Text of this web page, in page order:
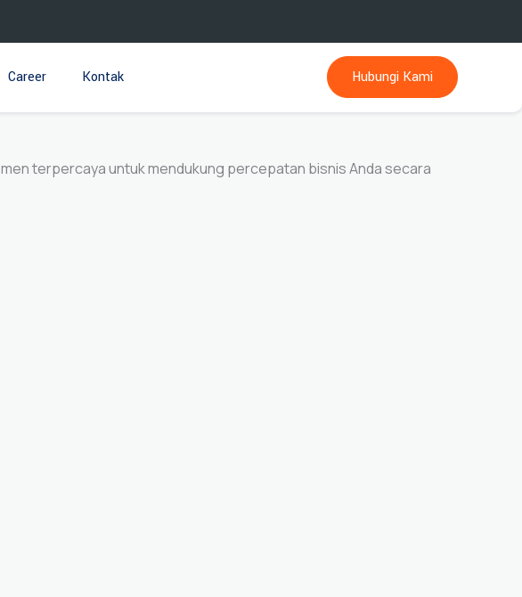
Career Kontak Hubungi Kami
terpercaya untuk mendukung percepatan bisnis Anda secara